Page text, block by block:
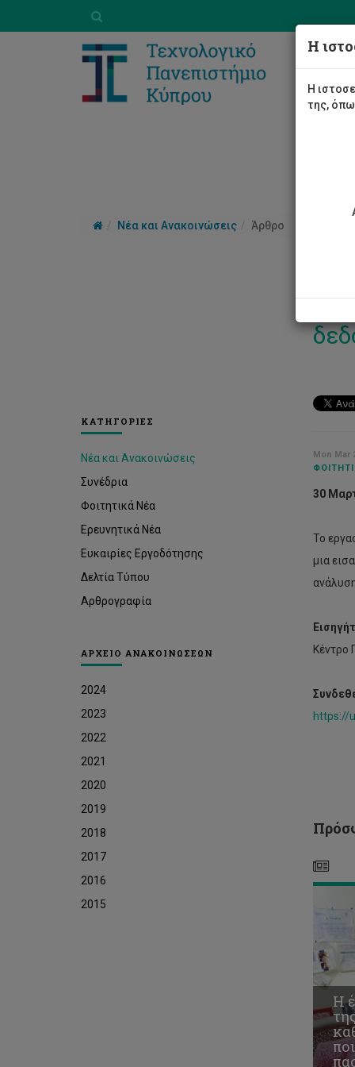
Νέα και Ανακοινώσεις Άρθρο
ΚΑΤΗΓΟΡΙΕΣ
Νέα και Ανακοινώσεις
Συνέδρια
Φοιτητικά Νέα
Ερευνητικά Νέα
Ευκαιρίες Εργοδότησης
Δελτία Τύπου
Αρθρογραφία
ΑΡΧΕΙΟ ΑΝΑΚΟΙΝΩΣΕΩΝ
2024
2023
2022
2021
2020
2019
2018
2017
2016
2015
Mon Mar
30
Το
μια
https://
της
για
Η
Η
Η
της,